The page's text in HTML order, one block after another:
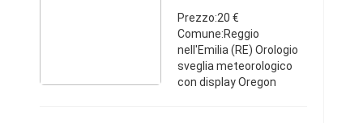
Non fornisco l'uni ...
Oregon Scientific
Prezzo:20 €
Comune:Reggio
nell'Emilia (RE) Orologio
sveglia meteorologico
con display Oregon